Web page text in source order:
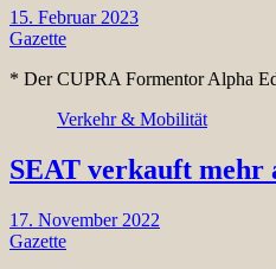
15. Februar 2023
Gazette
* Der CUPRA Formentor Alpha
Verkehr & Mobilität
SEAT verkauft mehr
17. November 2022
Gazette